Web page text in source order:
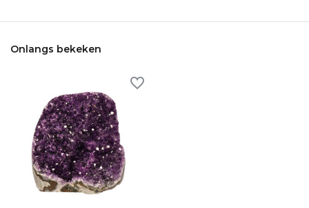
Onlangs bekeken